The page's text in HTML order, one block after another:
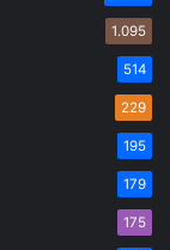
1.095
514
229
195
179
175